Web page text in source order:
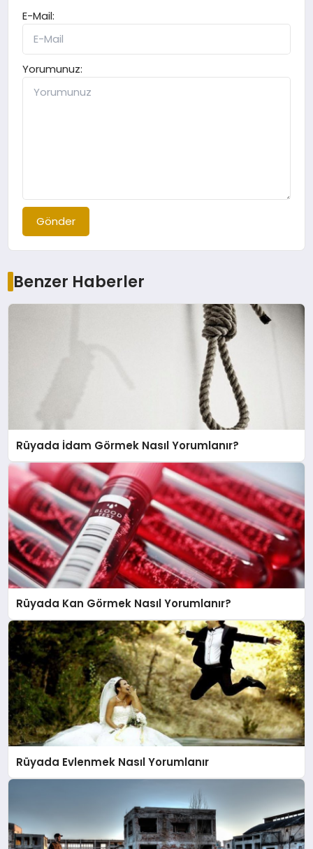
E-Mail:
Yorumunuz:
Gönder
Benzer Haberler
Rüyada İdam Görmek Nasıl Yorumlanır?
Rüyada Kan Görmek Nasıl Yorumlanır?
Rüyada Evlenmek Nasıl Yorumlanır